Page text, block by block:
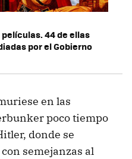
44 de ellas
por el Gobierno
en las
poco tiempo
donde se
semejanzas al